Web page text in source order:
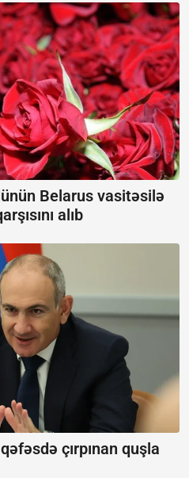
Belarus vasitəsilə
alıb
çırpınan quşla